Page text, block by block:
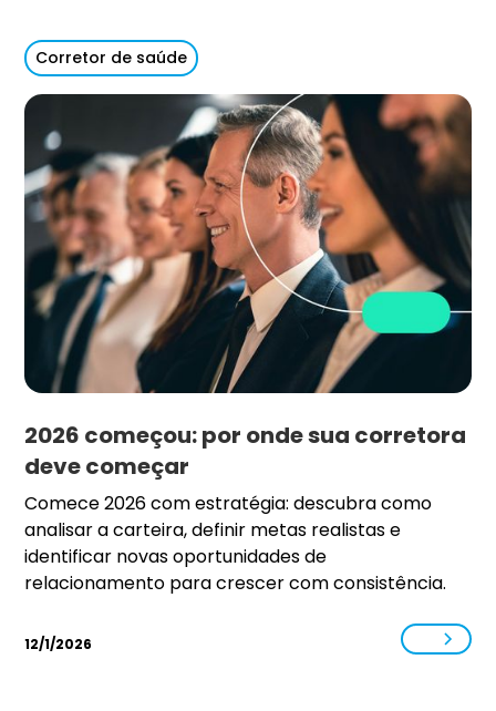
Corretor de saúde
2026 começou: por onde sua corretora
deve começar
Comece 2026 com estratégia: descubra como
analisar a carteira, definir metas realistas e
identificar novas oportunidades de
relacionamento para crescer com consistência.
12/1/2026